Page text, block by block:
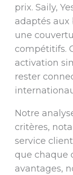
prix. Saily,
adaptés aux
une
compétitifs.
activation
rester
Notre
critères,
service
que chaque
avantages,